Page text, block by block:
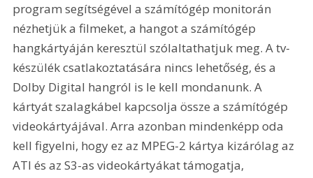
program segítségével a számítógép monitorán
nézhetjük a filmeket, a hangot a számítógép
hangkártyáján keresztül szólaltathatjuk meg. A tv-
készülék csatlakoztatására nincs lehetőség, és a
Dolby Digital hangról is le kell mondanunk. A
kártyát szalagkábel kapcsolja össze a számítógép
videokártyájával. Arra azonban mindenképp oda
kell figyelni, hogy ez az MPEG-2 kártya kizárólag az
ATI és az S3-as videokártyákat támogatja,